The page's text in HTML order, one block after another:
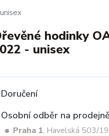
hodinky
- unisex
Doručení
Osobní odběr na prodejně
Praha 1, Havelská 503/19